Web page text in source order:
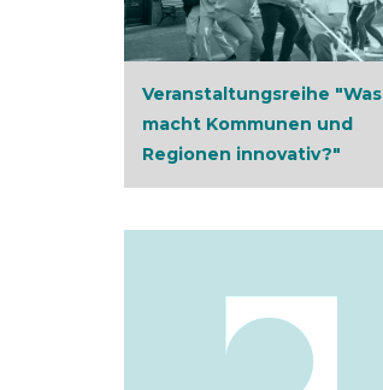
Veranstaltungsreihe "Was
macht Kommunen und
Regionen innovativ?"